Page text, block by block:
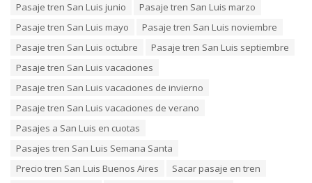
Pasaje tren San Luis junio
Pasaje tren San Luis marzo
Pasaje tren San Luis mayo
Pasaje tren San Luis noviembre
Pasaje tren San Luis octubre
Pasaje tren San Luis septiembre
Pasaje tren San Luis vacaciones
Pasaje tren San Luis vacaciones de invierno
Pasaje tren San Luis vacaciones de verano
Pasajes a San Luis en cuotas
Pasajes tren San Luis Semana Santa
Precio tren San Luis Buenos Aires
Sacar pasaje en tren